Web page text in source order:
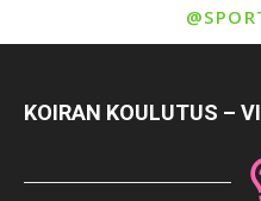
KOIRAN KOULUTUS –